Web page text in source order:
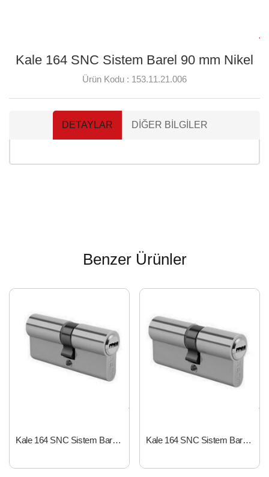
Kale 164 SNC Sistem Barel 90 mm Nikel
Ürün Kodu : 153.11.21.006
DETAYLAR DIĞER BILGILER
Benzer Ürünler
Kale 164 SNC Sistem Barel 68 mm Nikel Kale 164 SNC Sistem Barel 90 mm Nikel